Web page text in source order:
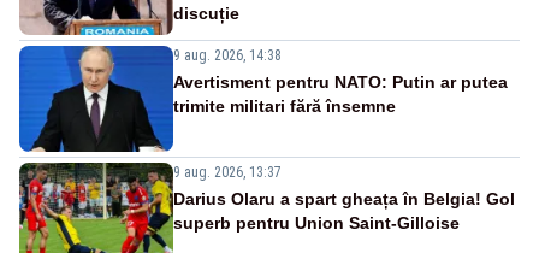
discuție
9 aug. 2026, 14:38
Avertisment pentru NATO: Putin ar putea
trimite militari fără însemne
9 aug. 2026, 13:37
Darius Olaru a spart gheața în Belgia! Gol
superb pentru Union Saint-Gilloise